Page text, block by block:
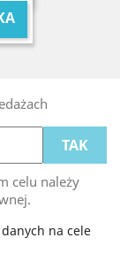
celu należy
na cele